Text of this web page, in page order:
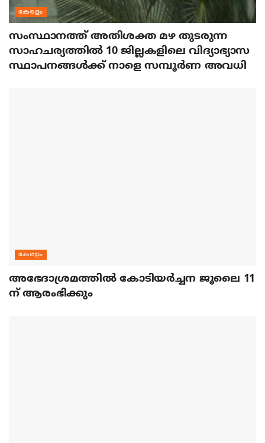
കേരളം
സംസ്ഥാനത്ത് അതിശക്ത മഴ തുടരുന്ന
സാഹചര്യത്തിൽ 10 ജില്ലകളിലെ വിദ്യാഭ്യാസ
സ്ഥാപനങ്ങൾക്ക് നാളെ സമ്പൂർണ അവധി
കേരളം
അഭേദാശ്രമത്തില്‍ കോടിയര്‍ച്ചന ജൂലൈ 11
ന് ആരംഭിക്കും